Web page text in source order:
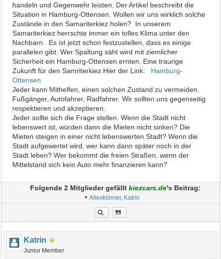
handeln und Gegenwehr leisten. Der Artikel beschreibt die
Situation in Hamburg-Ottensen. Wollen wir uns wirklich solche
Zustände in den Samariterkiez holen? In unserem
Samariterkiez herrschte immer ein tolles Klima unter den
Nachbarn. Es ist jetzt schon festzustellen, dass es einige
parallelen gibt. Wer Spaltung säht wird mit ziemlicher
Sicherheit ein Hamburg-Ottensen ernten. Eine traurige
Zukunft für den Samriterkiez.Hier der Link: Hamburg-
Ottensen
Jeder kann Mithelfen, einen solchen Zustand zu vermeiden.
Fußgänger, Autofahrer, Radfahrer. Wir sollten uns gegenseitig
respektieren und akzeptieren.
Jeder sollte sich die Frage stellen. Wenn die Stadt nicht
lebenswert ist, würden dann die Mieten nicht sinken? Die
Mieten steigen in einer nicht lebenswerten Stadt? Wenn die
Stadt aufgewertet wird, wer kann dann später noch in der
Stadt leben? Wer bekommt die freien Straßen, wenn der
Mittelstand sich kein Auto mehr finanzieren kann?
Folgende 2 Mitglieder gefällt kiezcars.de's Beitrag:
•Alleskönner, Katrin
Katrin
Junior Member